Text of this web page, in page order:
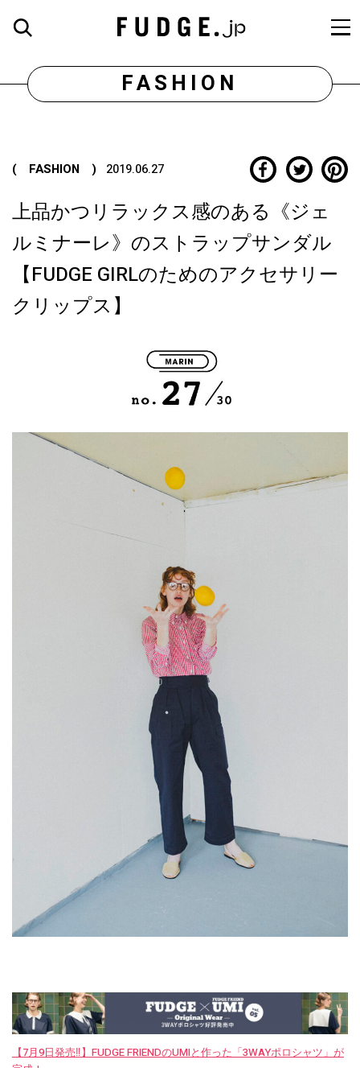
FASHION
( FASHION ) 2019.06.27
上品かつリラックス感のある《ジェ
ルミナーレ》のストラップサンダル
【FUDGE GIRLのためのアクセサリー
クリップス】
【7月9日発売‼︎】FUDGE FRIENDのUMIと作った「3WAYポロシャツ」が